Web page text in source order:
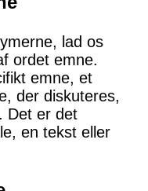
lad os
ordet emne.
emne, et
der diskuteres,
Det er det
en tekst eller